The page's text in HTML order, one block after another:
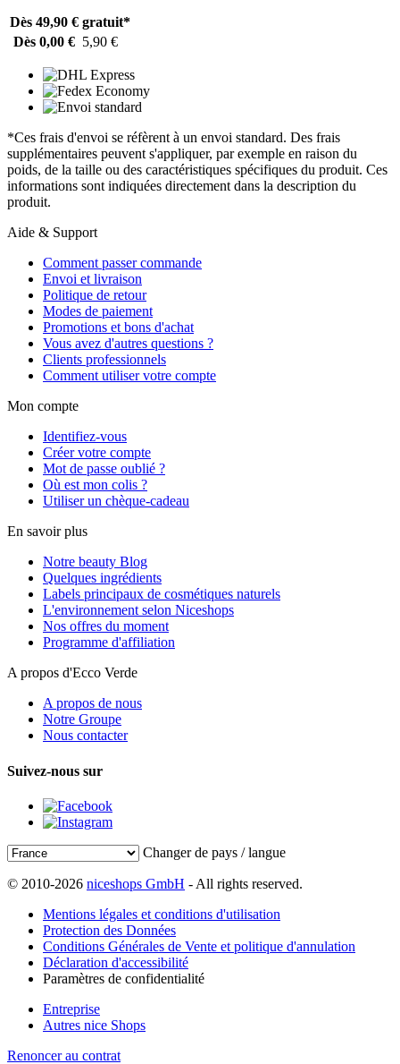
Dès 49,90 € gratuit*
Dès 0,00 € 5,90 €
*Ces frais d'envoi se réfèrent à un envoi standard. Des frais
supplémentaires peuvent s'appliquer, par exemple en raison du
poids, de la taille ou des caractéristiques spécifiques du produit. Ces
informations sont indiquées directement dans la description du
produit.
Aide & Support
Comment passer commande
Envoi et livraison
Politique de retour
Modes de paiement
Promotions et bons d'achat
Vous avez d'autres questions ?
Clients professionnels
Comment utiliser votre compte
Mon compte
Identifiez-vous
Créer votre compte
Mot de passe oublié ?
Où est mon colis ?
Utiliser un chèque-cadeau
En savoir plus
Notre beauty Blog
Quelques ingrédients
Labels principaux de cosmétiques naturels
L'environnement selon Niceshops
Nos offres du moment
Programme d'affiliation
A propos d'Ecco Verde
A propos de nous
Notre Groupe
Nous contacter
Suivez-nous sur
Changer de pays / langue
© 2010-2026 niceshops GmbH - All rights reserved.
Mentions légales et conditions d'utilisation
Protection des Données
Conditions Générales de Vente et politique d'annulation
Déclaration d'accessibilité
Paramètres de confidentialité
Entreprise
Autres nice Shops
Renoncer au contrat